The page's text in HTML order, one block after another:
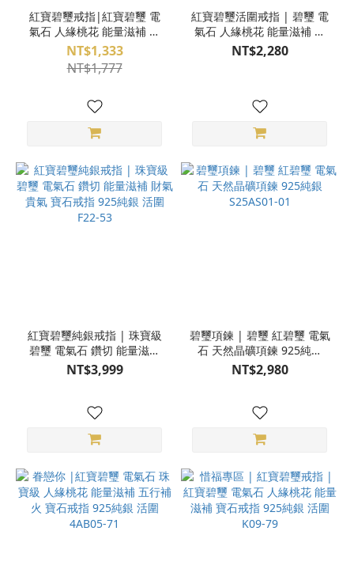
紅寶碧璽戒指|紅寶碧璽 電
氣石 人緣桃花 能量滋補 寶
石戒指 925純銀 活圍 QJ13-
09
NT$1,333
NT$1,777
紅寶碧璽活圍戒指 | 碧璽 電
氣石 人緣桃花 能量滋補 寶
石戒指 925純銀 活圍 N15-
56
NT$2,280
紅寶碧璽純銀戒指 | 珠寶級
碧璽 電氣石 鑽切 能量滋補
財氣貴氣 寶石戒指 925純銀
活圍 F22-53
NT$3,999
碧璽項鍊 | 碧璽 紅碧璽 電氣
石 天然晶礦項鍊 925純銀
S25AS01-01
NT$2,980